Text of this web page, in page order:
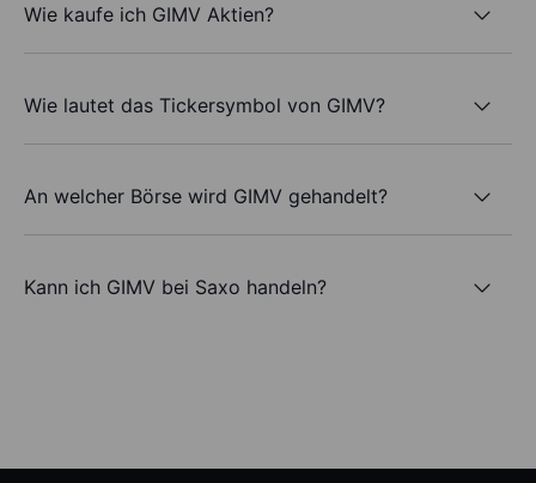
Wie kaufe ich GIMV Aktien?
Wie lautet das Tickersymbol von GIMV?
An welcher Börse wird GIMV gehandelt?
Kann ich GIMV bei Saxo handeln?